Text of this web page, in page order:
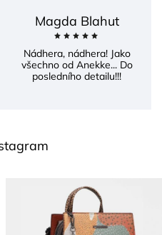
Magda Blahut
Nádhera, nádhera! Jako
všechno od Anekke... Do
posledního detailu!!!